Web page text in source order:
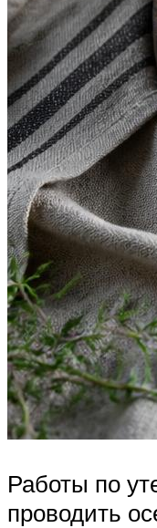
Работы по
проводить